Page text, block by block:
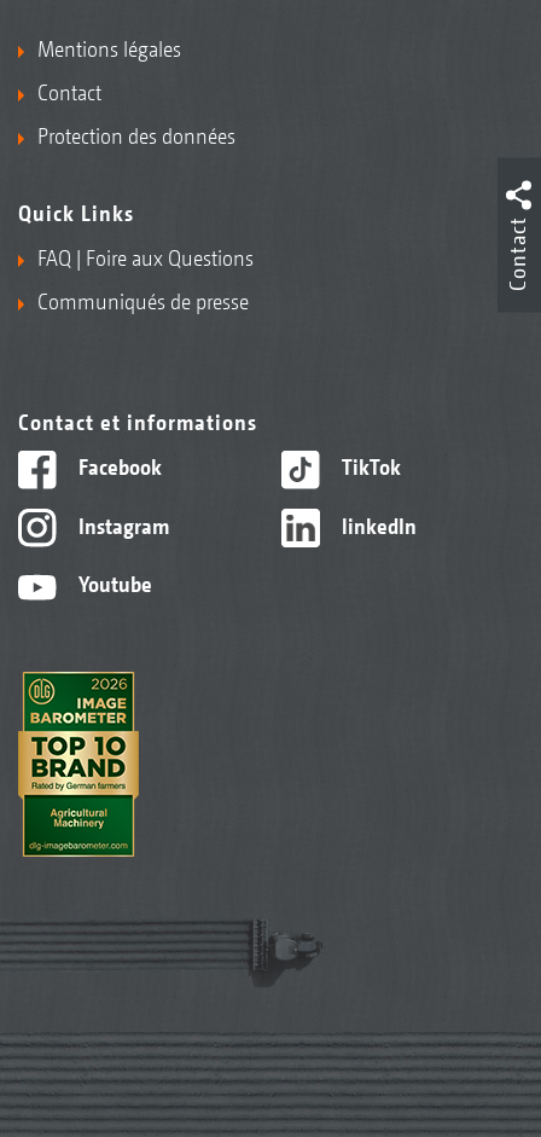
Mentions légales
Contact
Protection des données
Quick Links
FAQ | Foire aux Questions
Communiqués de presse
Contact et informations
Facebook
Instagram
Youtube
TikTok
linkedIn
Contact